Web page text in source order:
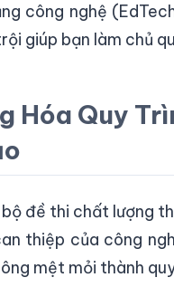
công nghệ
giúp bạn làm chủ
Hóa Quy
đề thi chất lượng
thiệp của công
mệt mỏi thành